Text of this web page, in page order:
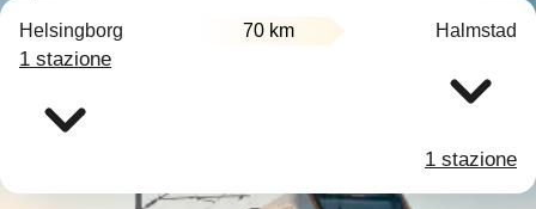
Helsingborg 70 km Halmstad
1 stazione
1 stazione